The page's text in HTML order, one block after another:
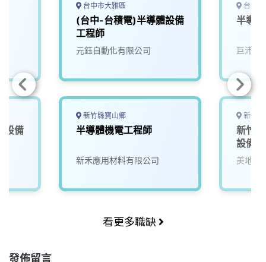
設備
台中市大雅區
(台中-台積電)半導體設備
工程師
元鈺自動化有限公司
新竹縣寶山鄉
半導體機電工程師
新禾應用材料有限公司
台中
半導
巨沛股
新竹
新竹
設備
美地國
看更多職缺
發佈留言